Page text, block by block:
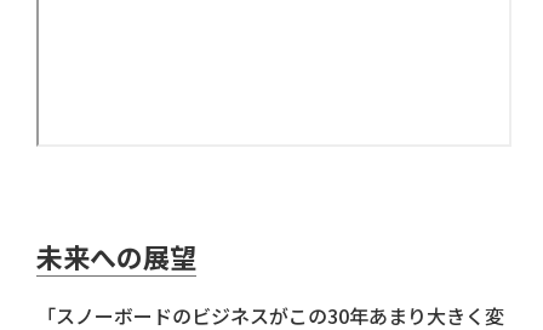
未来への展望
「スノーボードのビジネスがこの30年あまり大きく変